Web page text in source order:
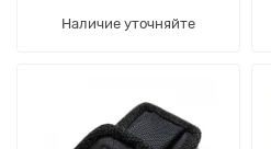
Наличие уточняйте